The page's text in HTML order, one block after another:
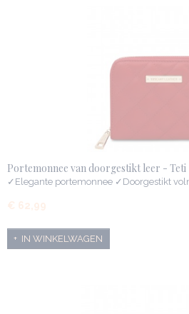
Portemonnee van doorgestikt leer - Teti
✓Elegante portemonnee ✓Doorgestikt
€ 62,99
IN WINKELWAGEN